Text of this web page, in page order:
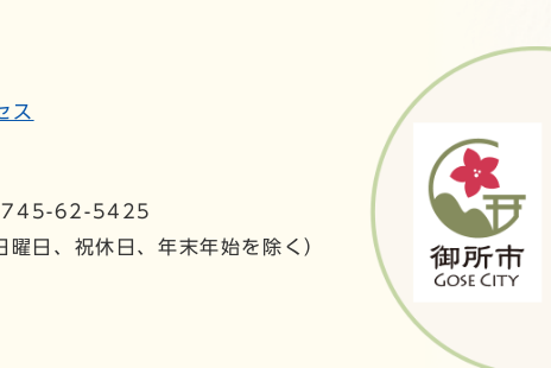
ス
62-5425
日、祝休日、年末年始を除く）